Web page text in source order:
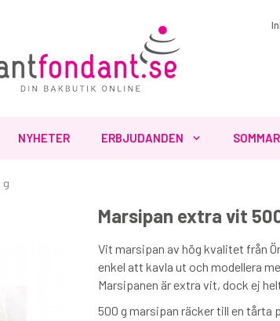
NYHETER ERBJUDANDEN
g
produkter du inte vill missa
Marsipan extra vit
Vit marsipan av hög kvalitet från
enkel att kavla ut och modellera
Marsipanen är extra vit, dock ej
500 g marsipan räcker till en tårta